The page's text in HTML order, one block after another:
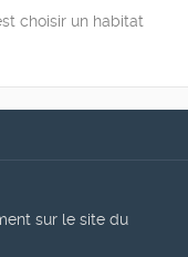
choisir un habitat
sur le site du